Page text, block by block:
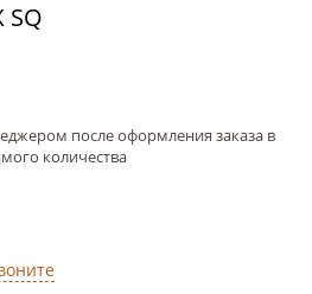
SQ
после оформления заказа в
количества